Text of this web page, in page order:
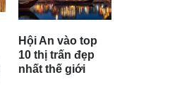
Hội An vào top
10 thị trấn đẹp
nhất thế giới